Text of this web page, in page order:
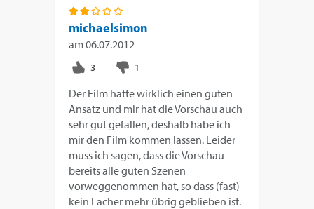
michaelsimon
am06.07.2012
Der Film hatte wirklich einen guten
Ansatz und mir hat die Vorschau auch
sehr gut gefallen, deshalb habe ich
mir den Film kommen lassen. Leider
muss ich sagen, dass die Vorschau
bereits alle guten Szenen
vorweggenommen hat, so dass (fast)
kein Lacher mehr übrig geblieben ist.